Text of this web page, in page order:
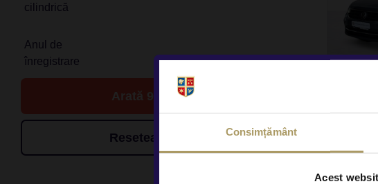
Consimțământ
Acest
cilindrică
Anul de
înregistrare
Arată 9 de oferte
Resetează filtrele
TVA